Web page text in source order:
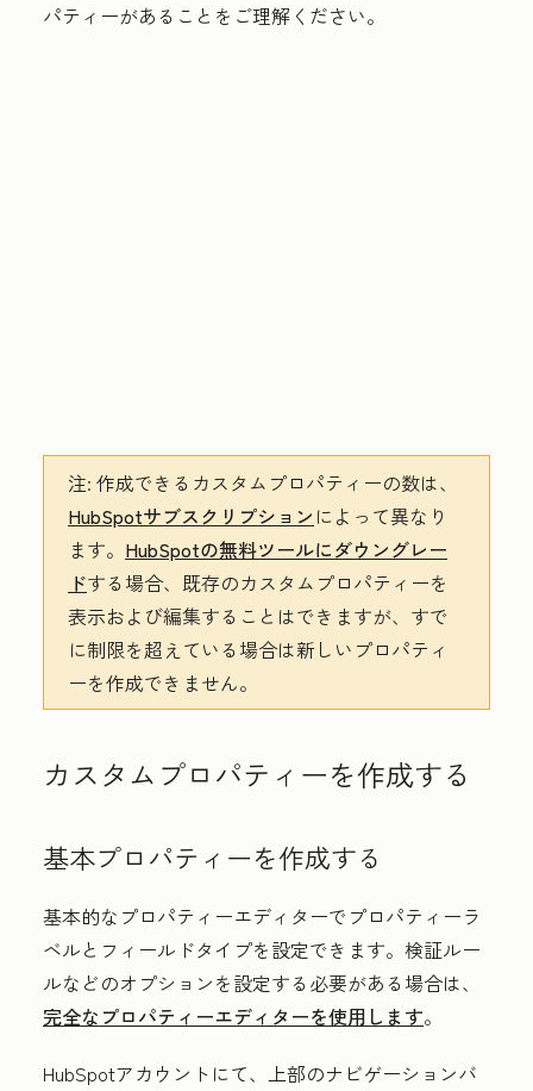
パティーがあることをご理解ください。
注: 作成できるカスタムプロパティーの数は、
HubSpotサブスクリプション によって異なり
ます。 HubSpotの無料ツールにダウングレー
ドする場合、既存のカスタムプロパティーを
表示および編集することはできますが、すで
に制限を超えている場合は新しいプロパティ
ーを作成できません。
カスタムプロパティーを作成する
基本プロパティーを作成する
基本的なプロパティーエディターでプロパティーラ
ベルとフィールドタイプを設定できます。検証ルー
ルなどのオプションを設定する必要がある場合は、
完全なプロパティーエディターを使用します。
HubSpotアカウントにて、上部のナビゲーションバ